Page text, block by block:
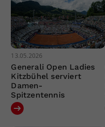
13.05.2026
Generali Open Ladies
Kitzbühel serviert
Damen-
Spitzentennis